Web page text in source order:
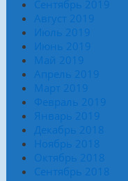
Сентябрь 2019
Август 2019
Июль 2019
Июнь 2019
Май 2019
Апрель 2019
Март 2019
Февраль 2019
Январь 2019
Декабрь 2018
Ноябрь 2018
Октябрь 2018
Сентябрь 2018